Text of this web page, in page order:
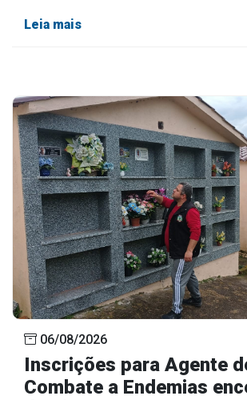
Downloads
Notícias
Contato
Página Inicial
Leia mais
06/08/2026
Inscrições para Agente
Combate a Endemias